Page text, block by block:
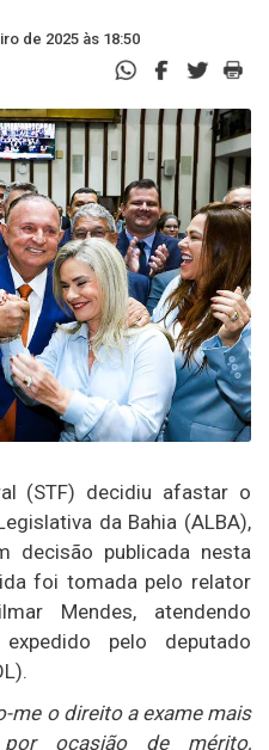
de 2025 às 18:50
(STF) decidiu afastar o
da Bahia (ALBA),
decisão publicada nesta
foi tomada pelo relator
Mendes, atendendo
pelo deputado
me o direito a exame mais
ocasião de mérito,